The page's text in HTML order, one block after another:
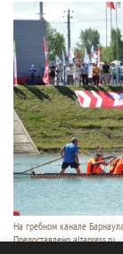
На гребном канале
Предоставлено altapress.ru